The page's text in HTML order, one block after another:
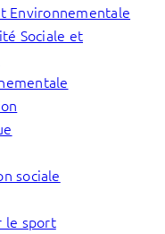
Environnementale
Sociale et
sociale
le sport